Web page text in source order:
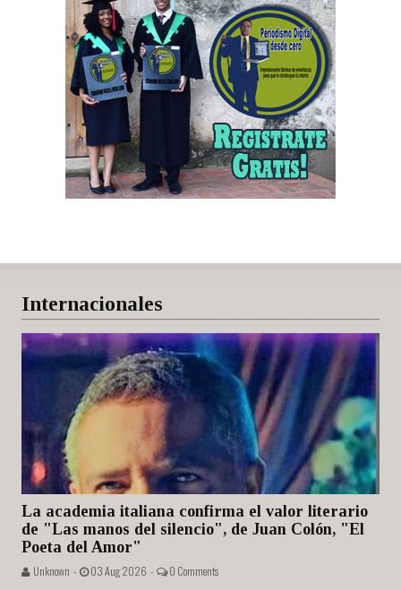
Internacionales
La academia italiana confirma el valor literario
de "Las manos del silencio", de Juan Colón, "El
Poeta del Amor"
Unknown - 03 Aug 2026 - 0 Comments